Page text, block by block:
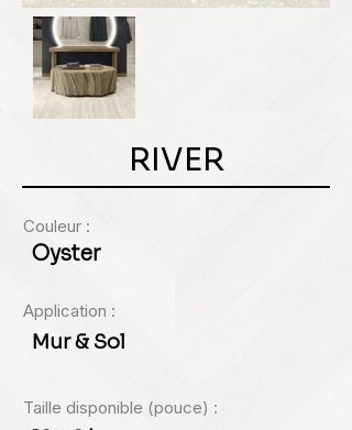
RIVER
Couleur :
Oyster
Application :
Mur & Sol
Taille disponible (pouce) :